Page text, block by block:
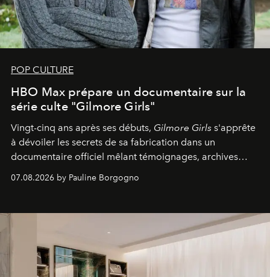
POP CULTURE
HBO Max prépare un documentaire sur la
série culte "Gilmore Girls"
Vingt-cinq ans après ses débuts, Gilmore Girls s'apprête
à dévoiler les secrets de sa fabrication dans un
documentaire officiel mêlant témoignages, archives
inédites et plongée dans les coulisses d'un phénomène
générationnel.
07.08.2026 by Pauline Borgogno